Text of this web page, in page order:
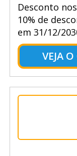
Desconto
10% de
em 31/12/
VEJA